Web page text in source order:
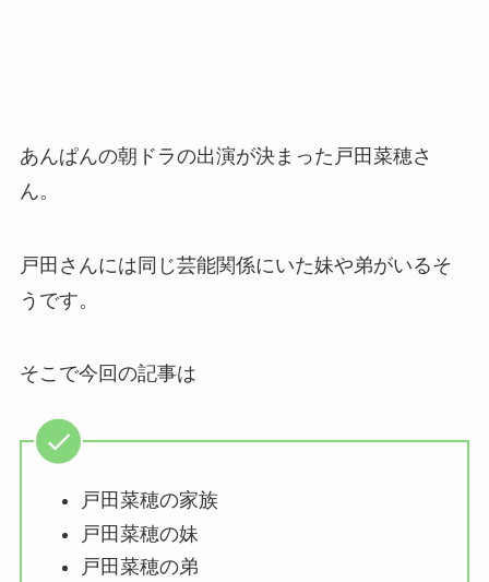
あんぱんの朝ドラの出演が決まった戸田菜穂さ
ん。
戸田さんには同じ芸能関係にいた妹や弟がいるそ
うです。
そこで今回の記事は
戸田菜穂の家族
戸田菜穂の妹
戸田菜穂の弟